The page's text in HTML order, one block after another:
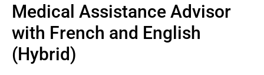
Medical Assistance Advisor
with French and English
(Hybrid)